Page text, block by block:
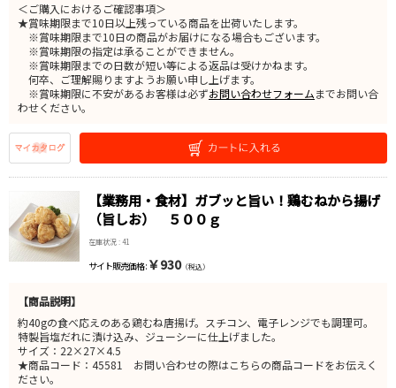
＜ご購入におけるご確認事項＞
★賞味期限まで10日以上残っている商品を出荷いたします。
※賞味期限まで10日の商品がお届けになる場合もございます。
※賞味期限の指定は承ることができません。
※賞味期限までの日数が短い等による返品は受けかねます。
何卒、ご理解賜りますようお願い申し上げます。
※賞味期限に不安があるお客様は必ずお問い合わせフォームまでお問い合
わせください。
【業務用・食材】ガブッと旨い！鶏むねから揚げ
（旨しお） ５００ｇ
在庫状況 : 41
サイト販売価格 : ￥930（税込）
【商品説明】
約40gの食べ応えのある鶏むね唐揚げ。スチコン、電子レンジでも調理可。
特製旨塩だれに漬け込み、ジューシーに仕上げました。
サイズ：22×27×4.5
★商品コード：45581 お問い合わせの際はこちらの商品コードをお伝えく
ださい。